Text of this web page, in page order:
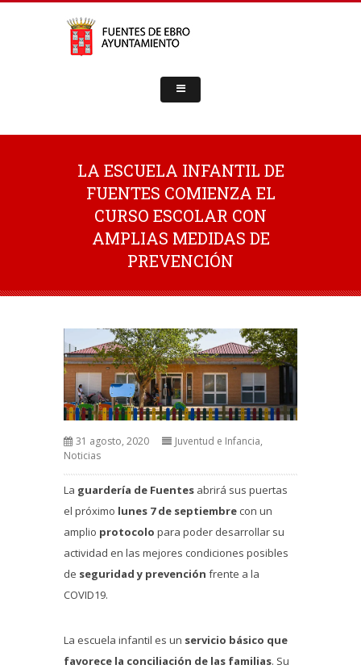
LA ESCUELA INFANTIL DE
FUENTES COMIENZA EL
CURSO ESCOLAR CON
AMPLIAS MEDIDAS DE
PREVENCIÓN
31 agosto, 2020 Juventud e Infancia,
Noticias
La guardería de Fuentes abrirá sus puertas
el próximo lunes 7 de septiembre con un
amplio protocolo para poder desarrollar su
actividad en las mejores condiciones posibles
de seguridad y prevención frente a la
COVID19.
La escuela infantil es un servicio básico que
favorece la conciliación de las familias. Su